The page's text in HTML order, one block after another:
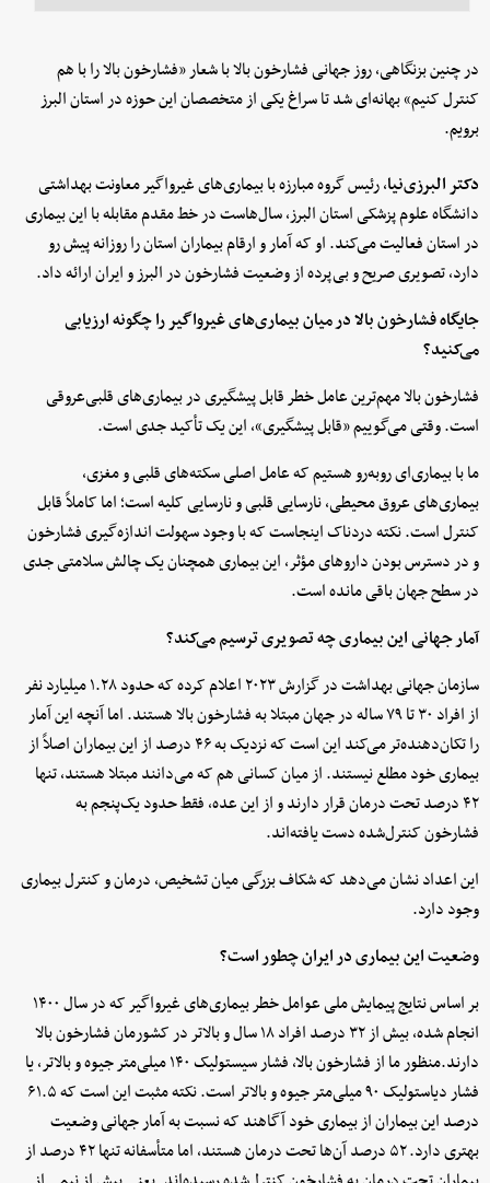
در چنین بزنگاهی، روز جهانی فشارخون بالا با شعار «فشارخون بالا را با هم
کنترل کنیم» بهانه‌ای شد تا سراغ یکی از متخصصان این حوزه در استان البرز
برویم.
دکتر البرزی‌نیا، رئیس گروه مبارزه با بیماری‌های غیرواگیر معاونت بهداشتی
دانشگاه علوم پزشکی استان البرز، سال‌هاست در خط مقدم مقابله با این بیماری
در استان فعالیت می‌کند. او که آمار و ارقام بیماران استان را روزانه پیش رو
دارد، تصویری صریح و بی‌پرده از وضعیت فشارخون در البرز و ایران ارائه داد.
جایگاه فشارخون بالا در میان بیماری‌های غیرواگیر را چگونه ارزیابی
می‌کنید؟
فشارخون بالا مهم‌ترین عامل خطر قابل پیشگیری در بیماری‌های قلبی‌عروقی
است. وقتی می‌گوییم «قابل پیشگیری»، این یک تأکید جدی است.
ما با بیماری‌ای روبه‌رو هستیم که عامل اصلی سکته‌های قلبی و مغزی،
بیماری‌های عروق محیطی، نارسایی قلبی و نارسایی کلیه است؛ اما کاملاً قابل
کنترل است. نکته دردناک اینجاست که با وجود سهولت اندازه‌گیری فشارخون
و در دسترس بودن داروهای مؤثر، این بیماری همچنان یک چالش سلامتی جدی
در سطح جهان باقی مانده است.
آمار جهانی این بیماری چه تصویری ترسیم می‌کند؟
سازمان جهانی بهداشت در گزارش ۲۰۲۳ اعلام کرده که حدود ۱.۲۸ میلیارد نفر
از افراد ۳۰ تا ۷۹ ساله در جهان مبتلا به فشارخون بالا هستند. اما آنچه این آمار
را تکان‌دهنده‌تر می‌کند این است که نزدیک به ۴۶ درصد از این بیماران اصلاً از
بیماری خود مطلع نیستند. از میان کسانی هم که می‌دانند مبتلا هستند، تنها
۴۲ درصد تحت درمان قرار دارند و از این عده، فقط حدود یک‌پنجم به
فشارخون کنترل‌شده دست یافته‌اند.
این اعداد نشان می‌دهد که شکاف بزرگی میان تشخیص، درمان و کنترل بیماری
وجود دارد.
وضعیت این بیماری در ایران چطور است؟
بر اساس نتایج پیمایش ملی عوامل خطر بیماری‌های غیرواگیر که در سال ۱۴۰۰
انجام شده، بیش از ۳۲ درصد افراد ۱۸ سال و بالاتر در کشورمان فشارخون بالا
دارند.منظور ما از فشارخون بالا، فشار سیستولیک ۱۴۰ میلی‌متر جیوه و بالاتر، یا
فشار دیاستولیک ۹۰ میلی‌متر جیوه و بالاتر است. نکته مثبت این است که ۶۱.۵
درصد این بیماران از بیماری خود آگاهند که نسبت به آمار جهانی وضعیت
بهتری دارد. ۵۲ درصد آن‌ها تحت درمان هستند، اما متأسفانه تنها ۴۲ درصد از